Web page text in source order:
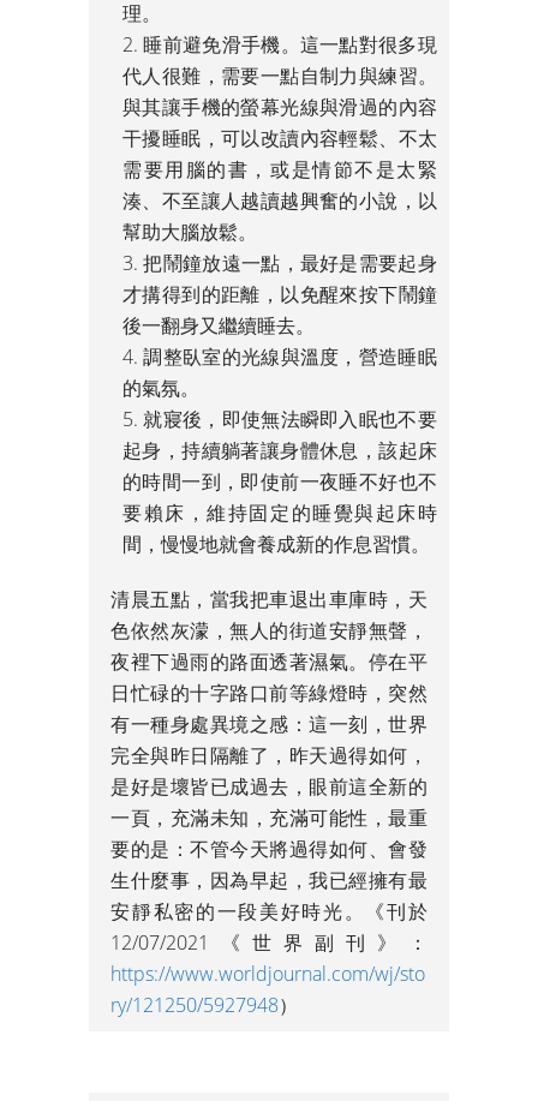
理。
睡前避免滑手機。這一點對很多現
代人很難，需要一點自制力與練習。
與其讓手機的螢幕光線與滑過的內容
干擾睡眠，可以改讀內容輕鬆、不太
需要用腦的書，或是情節不是太緊
湊、不至讓人越讀越興奮的小說，以
幫助大腦放鬆。
把鬧鐘放遠一點，最好是需要起身
才搆得到的距離，以免醒來按下鬧鐘
後一翻身又繼續睡去。
調整臥室的光線與溫度，營造睡眠
的氣氛。
就寢後，即使無法瞬即入眠也不要
起身，持續躺著讓身體休息，該起床
的時間一到，即使前一夜睡不好也不
要賴床，維持固定的睡覺與起床時
間，慢慢地就會養成新的作息習慣。
清晨五點，當我把車退出車庫時，天
色依然灰濛，無人的街道安靜無聲，
夜裡下過雨的路面透著濕氣。停在平
日忙碌的十字路口前等綠燈時，突然
有一種身處異境之感：這一刻，世界
完全與昨日隔離了，昨天過得如何，
是好是壞皆已成過去，眼前這全新的
一頁，充滿未知，充滿可能性，最重
要的是：不管今天將過得如何、會發
生什麼事，因為早起，我已經擁有最
安靜私密的一段美好時光。《刊於
12/07/2021《世界副刊》：
https://www.worldjournal.com/wj/sto
ry/121250/5927948）